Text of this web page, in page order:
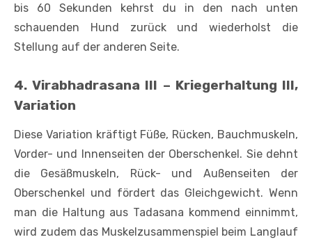
bis 60 Sekunden kehrst du in den nach unten
schauenden Hund zurück und wiederholst die
Stellung auf der anderen Seite.
4. Virabhadrasana III – Kriegerhaltung III,
Variation
Diese Variation kräftigt Füße, Rücken, Bauchmuskeln,
Vorder- und Innenseiten der Oberschenkel. Sie dehnt
die Gesäßmuskeln, Rück- und Außenseiten der
Oberschenkel und fördert das Gleichgewicht. Wenn
man die Haltung aus Tadasana kommend einnimmt,
wird zudem das Muskelzusammenspiel beim Langlauf